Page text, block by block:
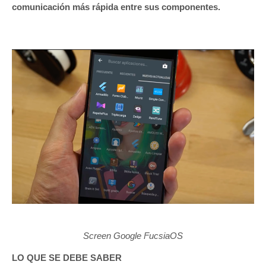
comunicación más rápida entre sus componentes.
Screen Google FucsiaOS
LO QUE SE DEBE SABER